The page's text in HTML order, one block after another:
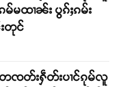
ၵမ်မထၢၼ်း ပွၵ်ႈၵမ်း
တုင်
ၸတ်းႁဵတ်းပၢင်ၵုမ်လူ